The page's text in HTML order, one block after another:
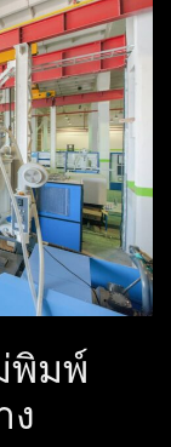
พิมพ์
ง